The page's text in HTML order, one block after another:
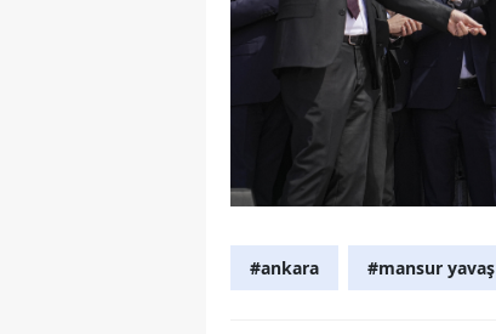
#ankara #mansur yavaş